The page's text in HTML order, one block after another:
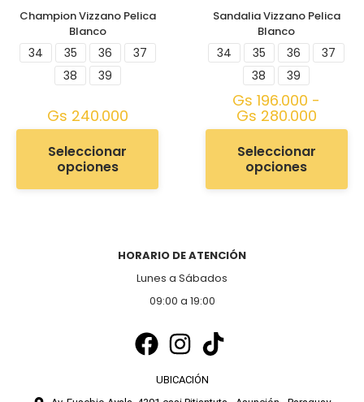
Champion Vizzano Pelica
Blanco
34 35 36
37
38
39
Gs 240.000
Seleccionar
opciones
Sandalia Vizzano Pelica
Blanco
34 35 36
37
38
39
Gs 196.000 -
Gs 280.000
Seleccionar
opciones
HORARIO DE ATENCIÓN
Lunes a Sábados
09:00 a 19:00
UBICACIÓN